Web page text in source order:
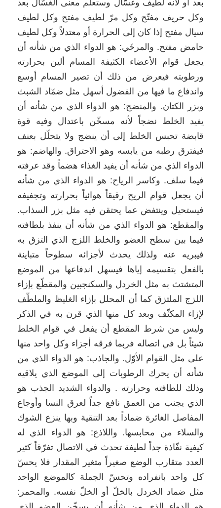
وكل حريف مفتّح وكل مرّ لطيف مفتح وكل لطيف
سيال مفتح إذا كان إلى الحرارة أو معتدلاً وكل لطيف
حامض مفتح. والمرخَي: هو الدواء الذي من شأنه أن
يجعل قوام الأعضاء الكثيفة المسام ألين بحرارته
ورطوبته فيعرض من ذلك أن تصير المسام أوسع
واندفاع ما فيها من الفضول أسهل مثل ضمّاد الشبث
وبزر الكتان. والمنضج: هو الدواء الذي من شأنه أن
يفيد الخلط نضجاً لأنه مسخّن باعتدال وفيه قوة
قابضة تحبس الخلط إلى أن ينضج ولا يتحلّل بعنف
فيفترق رطبه من يابسه وهو الاحتراق. والهاضم: هو
الدواء الذي من شأنه أن يفيد الغذاء هضماً وقد عرفته
فيما سلف. وكاسر الرياح: هو الدواء الذي من شأنه
أن يجعل قوام الريح رقيقاً هوائياً بحرارته وتجفيفه
فيستحيل وينتفض عما يحتقن فيه مثل بزر السذاب.
والمقطع: هو الدواء الذي من شأنه أن ينفذ بلطافته
فيما بين سطح العضو والخلط اللزج الذي التزق به
فيبريه عنه ولذلك يحدث لأجزائه سطوحاً متباينة
بالفعل بتقسيمه إياها فيسهل اندفاعها من الموضع
المتشتث به مثل الخردل والسكنجبين والمقطّع بإزاء
اللزج الملتزق كما أن المحلل بإزاء الغليظ والملطّف
لإزاء المكثّف وبعد كل منها الذي قرن به في الذكر
وليس من شرط المقطع أن يفعل في قوام الخلط
شيئاً بل في اتصاله فربما فرقه أجزاء وكل واحد منها
على مثل القوام الأوّل. والجاذب: هو الدواء الذي من
شأنه أن يحرك الرطوبات إلى الموضع الذي يلاقيه
وذلك للطافته وحرارته . والدواء الشديد الجذب هو
الذي يجنب من العمق نافع جداً لعرق النسا وأوجاع
المفاصل الغائرة ضماداً بعد التنقية وبها ينزع الشوك
والسلاء من محابسها. واللاذع: هو الدواء الذي له
كيفية نفّاذة جداً لطيفة تحدث في الاتصال تفرّقاً كثير
العدد متقارب الوضع صغيراً متغير المقدار فلا يحسّ
كل واحد بانفراده وتحسّ الجملة كالموضع الواحد
مثل ضماد الخردل بالخلّ أو الخلّ نفسه. والمحمر:
هو الدواء الذي من شأنه أن يسخّن العضو الذي